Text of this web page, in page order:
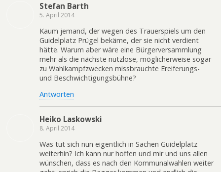
Stefan Barth
5. April 2014
Kaum jemand, der wegen des Trauerspiels um den
Guidelplatz Prügel bekäme, der sie nicht verdient
hätte. Warum aber wäre eine Bürgerversammlung
mehr als die nächste nutzlose, möglicherweise sogar
zu Wahlkampfzwecken missbrauchte Ereiferungs-
und Beschwichtigungsbühne?
Antworten
Heiko Laskowski
8. April 2014
Was tut sich nun eigentlich in Sachen Guidelplatz
weiterhin? Ich kann nur hoffen und mir und uns allen
wünschen, dass es nach den Kommunalwahlen weiter